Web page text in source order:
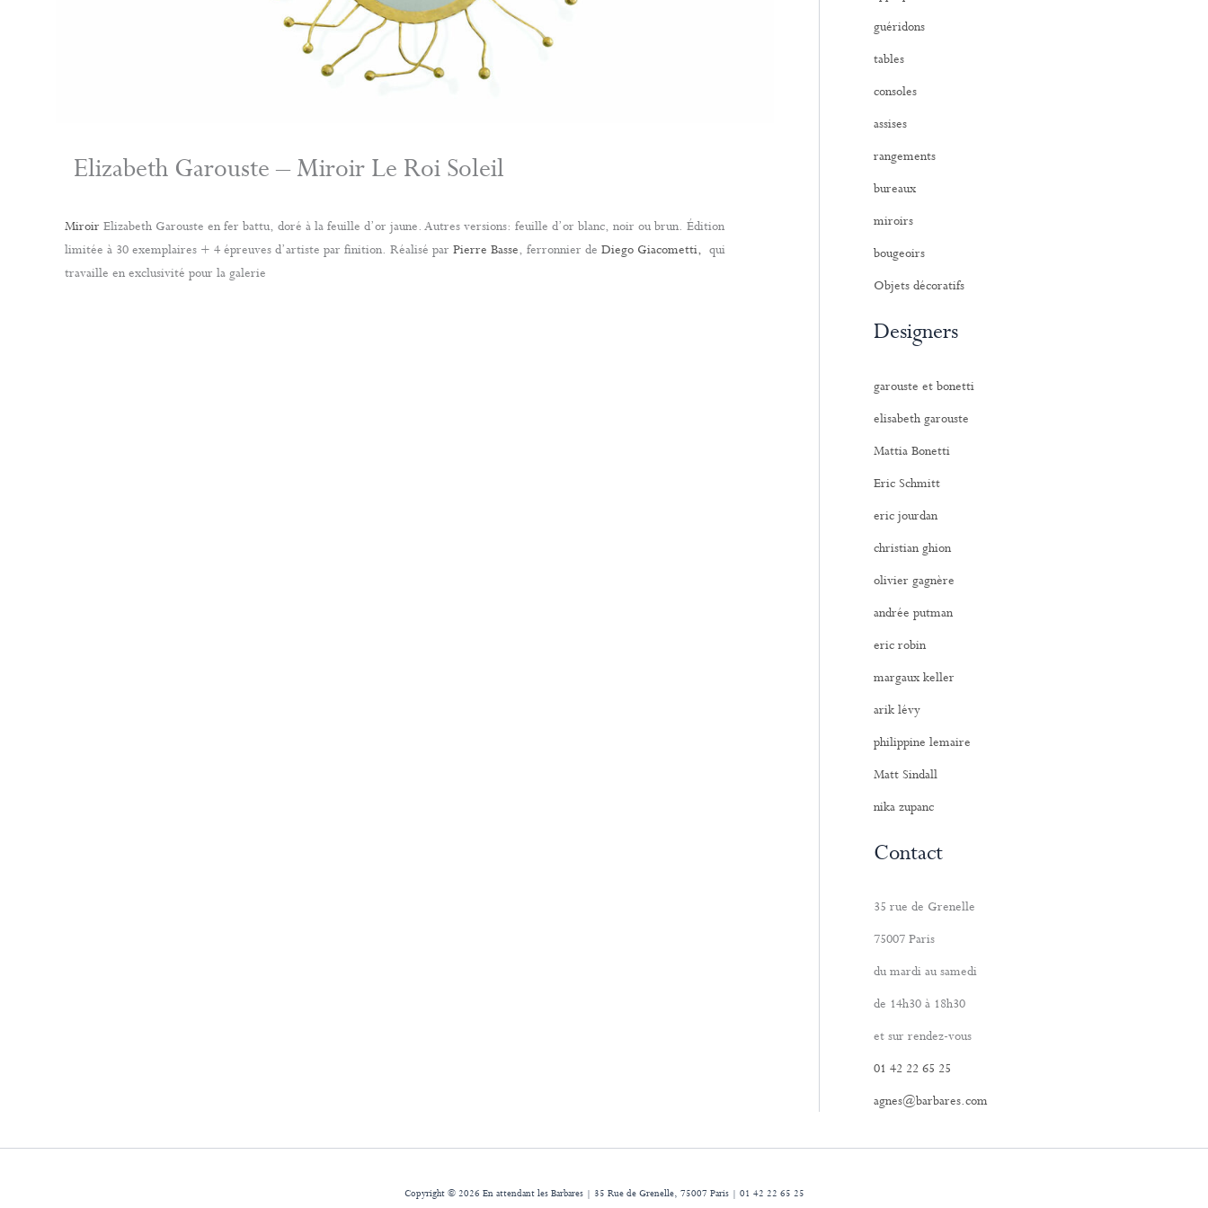
Elizabeth Garouste – Miroir Le Roi Soleil
Miroir Elizabeth Garouste en fer battu, doré à la feuille d’or jaune. Autres versions: feuille d’or blanc, noir ou brun. Édition
limitée à 30 exemplaires + 4 épreuves d’artiste par finition. Réalisé par Pierre Basse, ferronnier de Diego Giacometti, qui
travaille en exclusivité pour la galerie
:guéridons
tables
consoles
assises
rangements
bureaux
miroirs
bougeoirs
Objets décoratifs
Designers
garouste et bonetti
elisabeth garouste
Mattia Bonetti
Eric Schmitt
eric jourdan
christian ghion
olivier gagnère
andrée putman
eric robin
margaux keller
arik lévy
philippine lemaire
Matt Sindall
nika zupanc
Contact
35 rue de Grenelle
75007 Paris
du mardi au samedi
de 14h30 à 18h30
et sur rendez-vous
01 42 22 65 25
agnes@barbares.com
Copyright © 2026 En attendant les Barbares | 35 Rue de Grenelle, 75007 Paris | 01 42 22 65 25